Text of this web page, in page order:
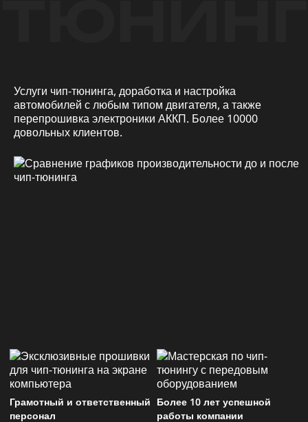
Услуги чип-тюнинга, доработка и настройка
автомобилей с любым типом двигателя, а также
перепрошивка электроники АККП. Более 10000
довольных клиентов.
Грамотный и ответственный
персонал
Более 10 лет успешной
работы компании